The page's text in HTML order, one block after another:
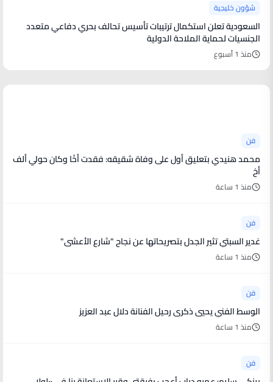
شؤون خليجية
السعودية تعلن استكمال ترتيبات تأسيس تحالف بحري دفاعي متعدد
الجنسيات لحماية الملاحة الدولية
منذ 1 أسبوع
فن
محمد هنيدي بتعليق أول على وفاة شقيقه: فقدت أخًا وكان حولي ألف
أخ
منذ 1 ساعة
فن
غدير السبتي تثير الجدل بتصريحاتها عن نجاح "شارع الأعشى"
منذ 1 ساعة
فن
الوسط الفني يحيي ذكرى رحيل الفنانة دلال عبد العزيز
منذ 1 ساعة
فن